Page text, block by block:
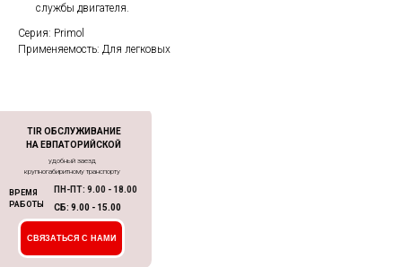
службы двигателя.
Серия: Primol
Применяемость: Для легковых
TIR ОБСЛУЖИВАНИЕ
НА ЕВПАТОРИЙСКОЙ
удобный заезд
крупногабиритному транспорту
ВРЕМЯ
РАБОТЫ
ПН-ПТ: 9.00 - 18.00
СБ: 9.00 - 15.00
СВЯЗАТЬСЯ С НАМИ